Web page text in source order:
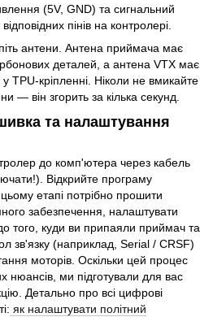
(5V, GND) та сигнальний
пінів на контролері.
антени. Антена приймача має
деталей, а антена VTX має
TPU-кріпленні. Ніколи не вмикайте
— він згорить за кілька секунд.
та налаштування
до комп'ютера через кабель
Відкрийте програму
етапі потрібно прошити
забезпечення, налаштувати
того, куди ви припаяли приймач та
зв'язку (наприклад, Serial / CRSF)
моторів. Оскільки цей процес
нюансів, ми підготували для вас
Детально про всі цифрові
як налаштувати політний